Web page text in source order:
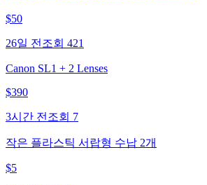
$50
26일 전 조회 421
Canon SL1 + 2 Lenses
$390
3시간 전 조회 7
작은 플라스틱 서랍형 수납 2개
$5